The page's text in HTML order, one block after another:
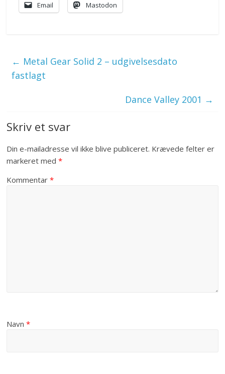
Email Mastodon
← Metal Gear Solid 2 – udgivelsesdato
fastlagt
Dance Valley 2001 →
Skriv et svar
Din e-mailadresse vil ikke blive publiceret. Krævede felter er
markeret med*
Kommentar*
Navn*